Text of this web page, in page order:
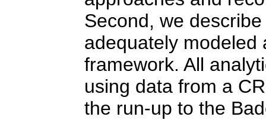
Second, we
adequately modeled
framework. All
using data from a
the run-up to the